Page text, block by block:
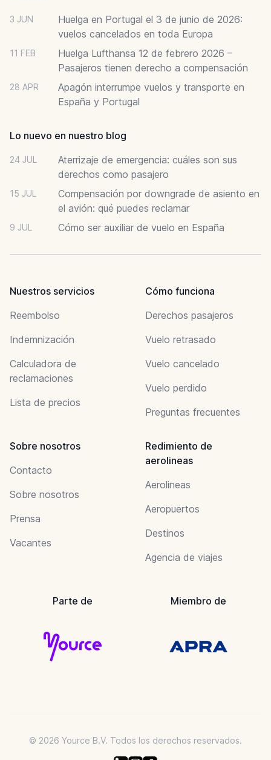
3 JUN
Huelga en Portugal el 3 de junio de 2026:
vuelos cancelados en toda Europa
11 FEB
Huelga Lufthansa 12 de febrero 2026 –
Pasajeros tienen derecho a compensación
28 APR
Apagón interrumpe vuelos y transporte en
España y Portugal
Lo nuevo en nuestro blog
24 JUL
Aterrizaje de emergencia: cuáles son sus
derechos como pasajero
15 JUL
Compensación por downgrade de asiento en
el avión: qué puedes reclamar
9 JUL Cómo ser auxiliar de vuelo en España
Nuestros servicios
Reembolso
Indemnización
Calculadora de
reclamaciones
Lista de precios
Cómo funciona
Derechos pasajeros
Vuelo retrasado
Vuelo cancelado
Vuelo perdido
Preguntas frecuentes
Sobre nosotros
Contacto
Sobre nosotros
Prensa
Vacantes
Redimiento de
aerolineas
Aerolineas
Aeropuertos
Destinos
Agencia de viajes
Parte de Miembro de
© 2026 Yource B.V. Todos los derechos reservados.